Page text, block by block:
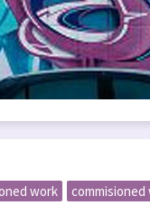
work commisioned